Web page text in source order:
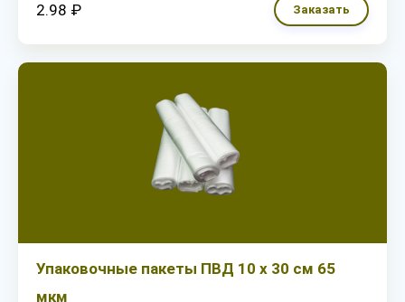
2.98 ₽ Заказать
Упаковочные пакеты ПВД 10 х 30 см 65
мкм